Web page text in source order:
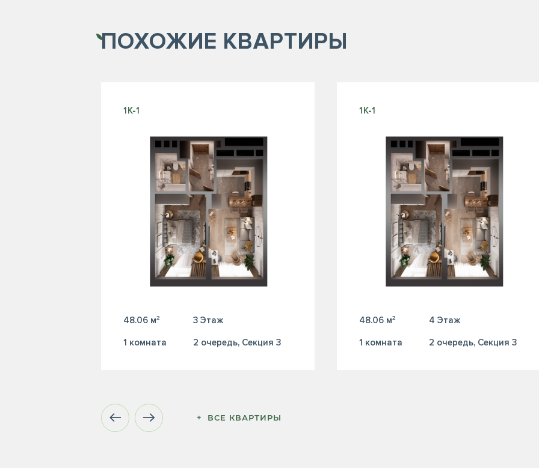
ПОХОЖИЕ КВАРТИРЫ
1К-1
48.06 м² 3 Этаж
1 комната 2 очередь, Секция 3
1К-1
48.06 м² 4 Этаж
1 комната 2 очередь, Секция 3
+  ВСЕ КВАРТИРЫ